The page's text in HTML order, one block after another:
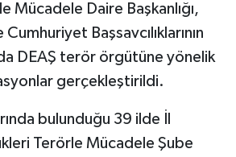
Mücadele Daire Başkanlığı,
Cumhuriyet Başsavcılıklarının
DEAŞ terör örgütüne yönelik
gerçekleştirildi.
bulunduğu 39 ilde İl
Terörle Mücadele Şube